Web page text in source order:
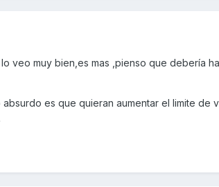
veo muy bien,es mas ,pienso que debería
es que quieran aumentar el limite de